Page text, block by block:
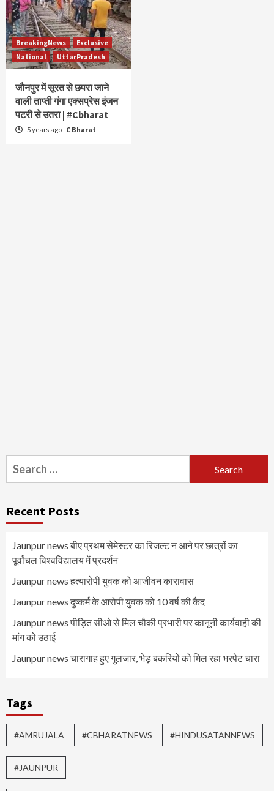
BreakingNews
Exclusive
National
UttarPradesh
जौनपुर में सूरत से छपरा जाने
वाली ताप्ती गंगा एक्सप्रेस इंजन
पटरी से उतरा | #Cbharat
5 years ago C Bharat
Search
for:
Recent Posts
Jaunpur news बीए प्रथम सेमेस्टर का रिजल्ट न आने पर छात्रों का
पूर्वांचल विश्वविद्यालय में प्रदर्शन
Jaunpur news हत्यारोपी युवक को आजीवन कारावास
Jaunpur news दुष्कर्म के आरोपी युवक को 10 वर्ष की कैद
Jaunpur news पीड़ित सीओ से मिल चौकी प्रभारी पर कानूनी कार्यवाही की
मांग को उठाई
Jaunpur news चारागाह हुए गुलजार, भेड़ बकरियों को मिल रहा भरपेट चारा
Tags
#AMRUJALA #CBHARATNEWS #HINDUSATANNEWS
#JAUNPUR